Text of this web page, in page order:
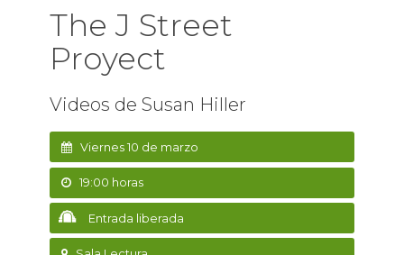
The J Street
Proyect
Videos de Susan Hiller
Viernes 10 de marzo
19:00 horas
Entrada liberada